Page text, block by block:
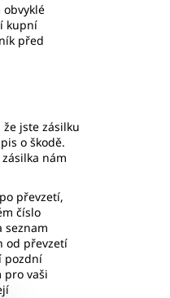
kupní
před
jste zásilku
o škodě.
nám
převzetí,
číslo
seznam
od převzetí
pozdní
pro vaši